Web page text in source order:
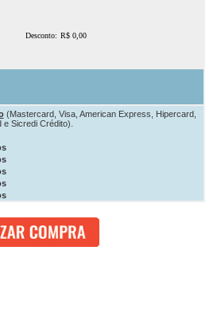
Desconto: R$ 0,00
(Mastercard, Visa, American Express, Hipercard,
Sicredi Crédito).